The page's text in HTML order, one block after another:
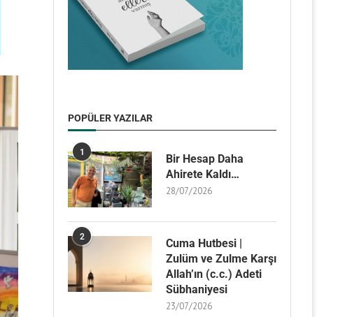
POPÜLER YAZILAR
1
Bir Hesap Daha
Ahirete Kaldı…
28/07/2026
2
Cuma Hutbesi |
Zulüm ve Zulme Karşı
Allah’ın (c.c.) Adeti
Sübhaniyesi
23/07/2026